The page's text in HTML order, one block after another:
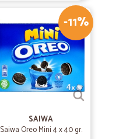
-11%
SAIWA
Saiwa Oreo Mini 4 x 40 gr.